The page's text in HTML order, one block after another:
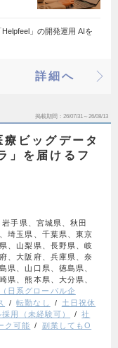
」の開発運用 AIを
詳細へ
掲載期間 26/07/31～26/08/13
療ビッグデータ
」を届けるフ
手県、宮城県、秋田
埼玉県、千葉県、東京
、山梨県、長野県、岐
、大阪府、兵庫県、奈
県、山口県、徳島県、
県、熊本県、大分県、
日系グローバル企
転勤なし
土日祝休
用（未経験可）
社
ク可能
副業してもO